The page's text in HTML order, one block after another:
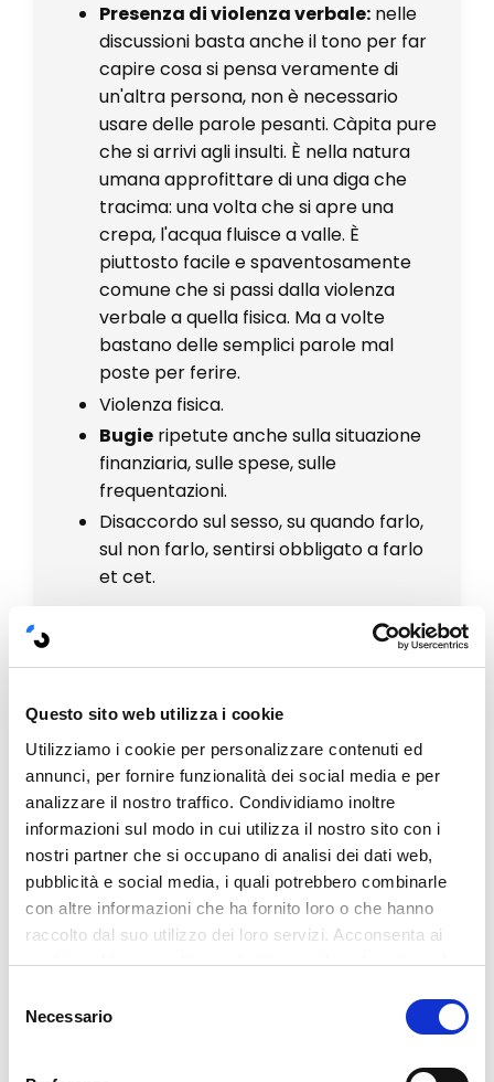
Questo sito web utilizza i cookie
Utilizziamo i cookie per personalizzare contenuti ed
annunci, per fornire funzionalità dei social media e per
analizzare il nostro traffico. Condividiamo inoltre
informazioni sul modo in cui utilizza il nostro sito con i
nostri partner che si occupano di analisi dei dati web,
pubblicità e social media, i quali potrebbero combinarle
con altre informazioni che ha fornito loro o che hanno
raccolto dal suo utilizzo dei loro servizi. Acconsenta ai
nostri cookie se continua ad utilizzare il nostro sito web.
delNecessario
Presenza di violenza verbale: nelle
discussioni basta anche il tono per far
capire cosa si pensa veramente di
un'altra persona, non è necessario
usare delle parole pesanti. Càpita pure
che si arrivi agli insulti. È nella natura
umana approfittare di una diga che
tracima: una volta che si apre una
crepa, l'acqua fluisce a valle. È
piuttosto facile e spaventosamente
comune che si passi dalla violenza
verbale a quella fisica. Ma a volte
bastano delle semplici parole mal
poste per ferire.
Violenza fisica.
Bugie ripetute anche sulla situazione
finanziaria, sulle spese, sulle
frequentazioni.
Disaccordo sul sesso, su quando farlo,
sul non farlo, sentirsi obbligato a farlo
et cet.
Come migliorare il
Quando una relazione
è salutare
Il rispetto è reciproco, le parti fanno un
tutt'uno, c'è supporto e mutua intesa, la
comunicazione non avviene solo sul lato
verbale (nel quale è facile che escano
parole non volute e pesanti) ma è
supportato da cenni e gesti di intesa,
abbracci, interesse fisico.
però ha il suo territorio e l'altro lo rispetta, ci
sono confini definiti ma non c'è un muro che